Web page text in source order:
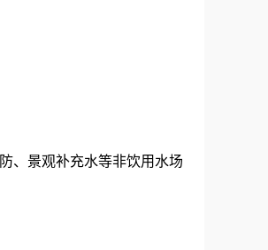
、景观补充水等非饮用水场